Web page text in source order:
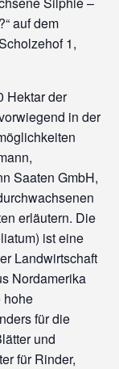
auf dem
1,
Hektar der
in der
Saaten GmbH,
erläutern. Die
ist eine
Landwirtschaft
Nordamerika
hohe
für die
und
für Rinder,